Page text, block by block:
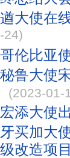
大使在
24)
伦比亚
鲁大使
(2023-01-
添大使
买加大
改造项